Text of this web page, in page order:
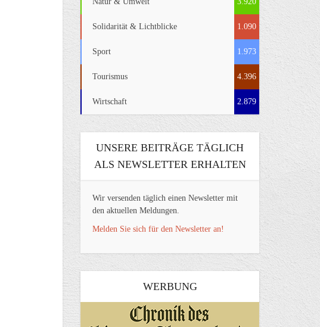
Solidarität & Lichtblicke 1.090
Sport 1.973
Tourismus 4.396
Wirtschaft 2.879
UNSERE BEITRÄGE TÄGLICH
ALS NEWSLETTER ERHALTEN
Wir versenden täglich einen Newsletter mit
den aktuellen Meldungen.
Melden Sie sich für den Newsletter an!
WERBUNG